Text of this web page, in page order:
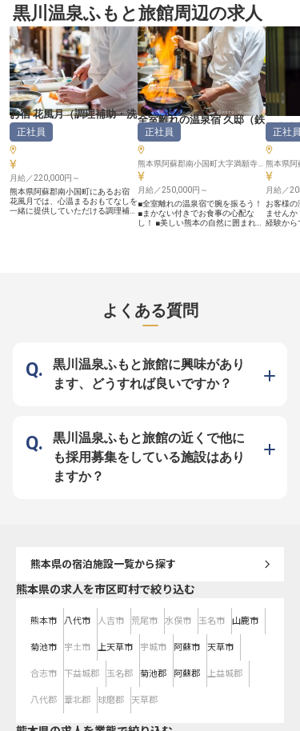
つ、盛り付けの細部に至るまで、
「おもてなし」の心を尽くした一皿
を追求しております。 ＊1日4h～・
週2日～勤務からOK。Wワークや家
庭と両立したい方も歓迎 ＊学歴・
経験不問。まずはできることからお
任せします ＊時給1,200円～、昇給
ありで安定収入 ＊正社員登用制度
で将来的なキャリアアップも可能
今回募集する調理補助のポジション
は、厨房の要として、料理長や先輩
調理師を支える重要な役割です。食
材の美しさを引き出す下準備や、ゲ
ストの期待を超える盛り付けの補助
など、プロフェッショナルな現場で
ハイレベルなスキルを学べます。
スキルに応じた業務からお願いする
ので、未経験や経験の浅い方でも安
心です。温暖な気候と水産物に恵ま
れた天草の海の幸・山の幸を伝統的
な調理法で仕上げる。料理を通じた
心に寄り添うホスピタリティを発揮
ど。豊かな自然に囲まれた環境で、
あなたの調理スキルを存分に発揮
し、お客様に最高の食体験を提供し
ましょう。やりがいに満ちた毎日
を、お宿 花風月で一緒に作りませ
んか？※2024年08月26日時点の情
報です
は日々お
のにする
お客様の
な作業を
いたします。 ーー【働
大切に
施設では
活躍でき
くりに力
アルバイ
スタート
してし
通勤手
備してい
り組むこ
ご相談に
黒川温泉ふもと旅館周辺の求人
お宿 花風月（調理補助・洗
い場）
正社員
月給／220,000円～
熊本県阿蘇郡南小国町にあるお宿
花風月では、心温まるおもてなしを
一緒に提供していただける調理補助
ましょう。やりがいに満ちた毎日
を、お宿 花風月で一緒に作りませ
全室離れの温泉宿 久邸（鉄
板焼き）
正社員
月給／250,000円～
■全室離れの温泉宿で腕を振るう！
■まかない付きでお食事の心配な
し！ ■美しい熊本の自然に囲まれた
窓の外に広がる四季折々の景色と、
目の前で繰り広げられる調理の技
で、お客様に忘れられない思い出を
界のような静寂と贅沢な時間が流れ
る「久邸」で、あなたの調理スキル
を活かしてみませんか♪ ーー【あな
たの成長を支える、温かな職場環
を磨くチャンスがたくさんありま
す！ 6:00～21:00の間でシフト制を
採用しており、プライベートとの両
立も可能です。まかない付きなので
深山山
正社員
熊本県阿
月給／
お客様の
ません
経験から
よくある質問
黒川温泉ふもと旅館に興味があり
ます、どうすれば良いですか？
黒川温泉ふもと旅館の近くで他に
も採用募集をしている施設はあり
ますか？
熊本県の宿泊施設一覧から探す
熊本県の求人を市区町村で絞り込む
熊本市 八代市 人吉市 荒尾市 水俣市 玉名市 山鹿市
菊池市 宇土市 上天草市 宇城市 阿蘇市 天草市
合志市 下益城郡 玉名郡 菊池郡 阿蘇郡 上益城郡
八代郡 葦北郡 球磨郡 天草郡